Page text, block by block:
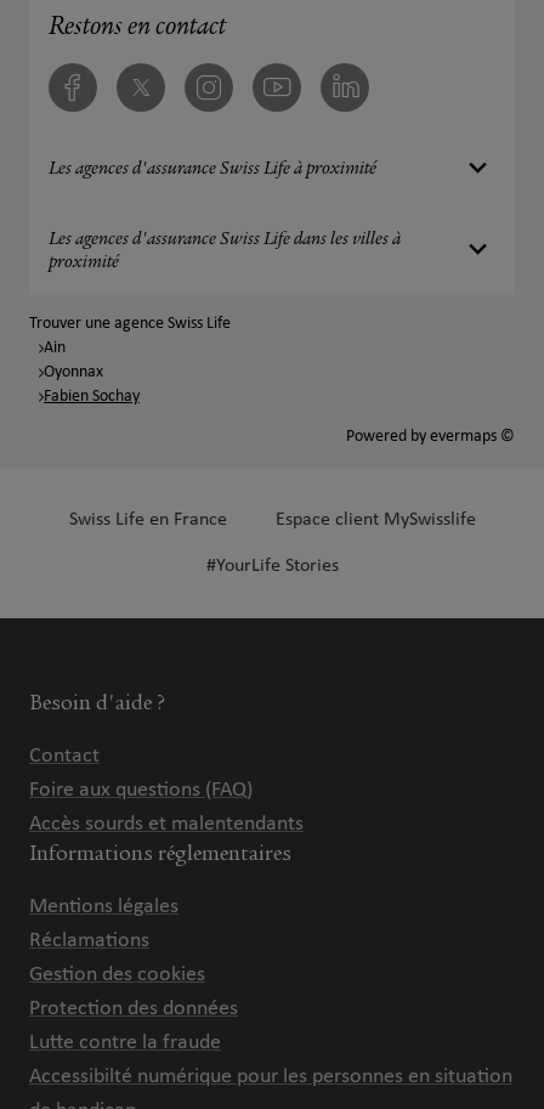
Restons en contact
FacebookTwitter InstagramYoutube Linkedin
Les agences d'assurance Swiss Life à proximité
Les agences d'assurance Swiss Life dans les villes à
proximité
Trouver une agence Swiss Life
Ain
Oyonnax
Fabien Sochay
Powered by evermaps ©
Swiss Life en France Espace client MySwisslife
#YourLife Stories
Besoin d'aide ?
Contact
Foire aux questions (FAQ)
Accès sourds et malentendants
Informations réglementaires
Mentions légales
Réclamations
Gestion des cookies
Protection des données
Lutte contre la fraude
Accessibilté numérique pour les personnes en situation